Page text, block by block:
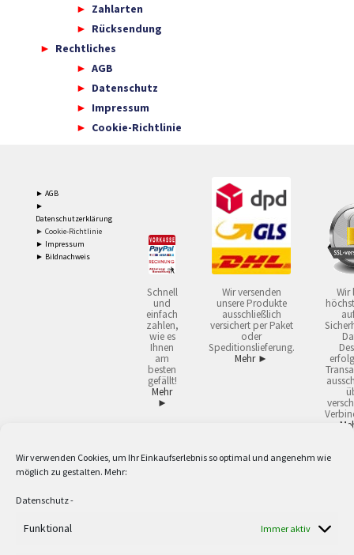
Wir verwenden Cookies, um Ihr Einkaufserlebnis so optimal und angenehm wie
möglich zu gestalten. Mehr:
Datenschutz-
Funktional Immer aktiv
Zahlarten
Rücksendung
Rechtliches
AGB
Datenschutz
Impressum
Cookie-Richtlinie
► AGB
►
Datenschutzerklärung
► Cookie-Richtlinie
► Impressum
► Bildnachweis
Schnell
und
einfach
zahlen,
wie es
Ihnen
am
besten
gefällt!
Mehr
►
Wir versenden
unsere Produkte
ausschließlich
versichert per Paket
oder
Speditionslieferung.
Mehr ►
Wir
Lieferzeiten gelten mit Express-24.
Versandkostenfrei ab 59,90 € Nettowarenwert. Inseln ausgenommen. Unsere
Berufe zur Verwendung in der selbständigen, beruflichen oder gewerblichen